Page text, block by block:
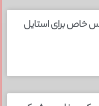
شیک زیبا؛ ۱۵ عکس خاص برای استایل